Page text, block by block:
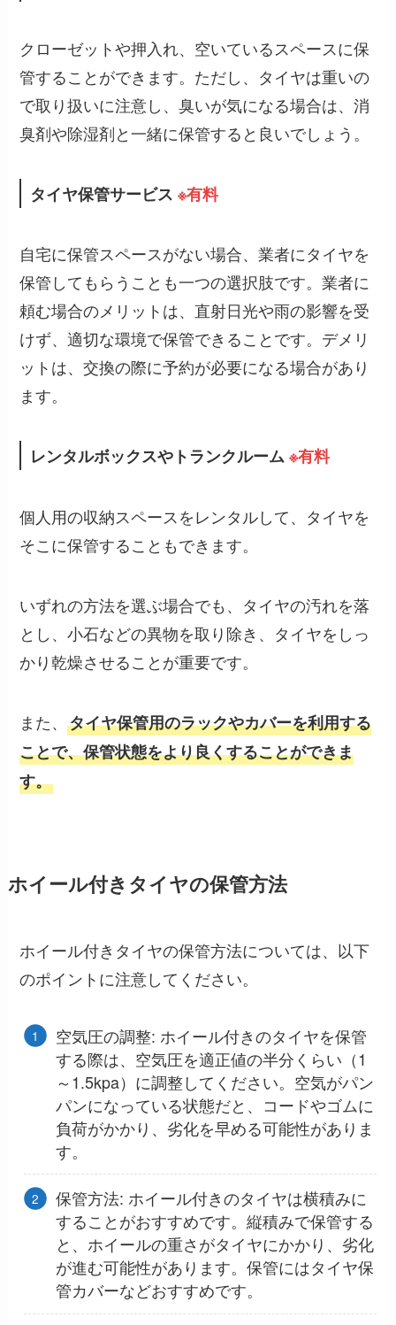
クローゼットや押入れ、空いているスペースに保
管することができます。ただし、タイヤは重いの
で取り扱いに注意し、臭いが気になる場合は、消
臭剤や除湿剤と一緒に保管すると良いでしょう。
タイヤ保管サービス ※有料
自宅に保管スペースがない場合、業者にタイヤを
保管してもらうことも一つの選択肢です。業者に
頼む場合のメリットは、直射日光や雨の影響を受
けず、適切な環境で保管できることです。デメリ
ットは、交換の際に予約が必要になる場合があり
ます。
レンタルボックスやトランクルーム※有料
個人用の収納スペースをレンタルして、タイヤを
そこに保管することもできます。
いずれの方法を選ぶ場合でも、タイヤの汚れを落
とし、小石などの異物を取り除き、タイヤをしっ
かり乾燥させることが重要です。
また、タイヤ保管用のラックやカバーを利用する
ことで、保管状態をより良くすることができま
す。
ホイール付きタイヤの保管方法
ホイール付きタイヤの保管方法については、以下
のポイントに注意してください。
空気圧の調整: ホイール付きのタイヤを保管
する際は、空気圧を適正値の半分くらい（1
～1.5kpa）に調整してください。空気がパン
パンになっている状態だと、コードやゴムに
負荷がかかり、劣化を早める可能性がありま
す。
保管方法: ホイール付きのタイヤは横積みに
することがおすすめです。縦積みで保管する
と、ホイールの重さがタイヤにかかり、劣化
が進む可能性があります。保管にはタイヤ保
管カバーなどおすすめです。